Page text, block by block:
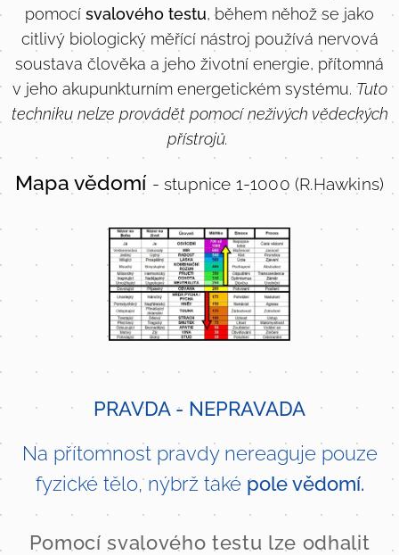
pomocí svalového testu, během něhož se jako
citlivý biologický měřící nástroj používá nervová
soustava člověka a jeho životní energie, přítomná
v jeho akupunkturním energetickém systému. Tuto
techniku nelze provádět pomocí neživých vědeckých
přístrojů.
Mapa vědomí - stupnice 1-1000 (R.Hawkins)
PRAVDA - NEPRAVADA
Na přítomnost pravdy nereaguje pouze
fyzické tělo, nýbrž také pole vědomí.
Pomocí svalového testu lze odhalit